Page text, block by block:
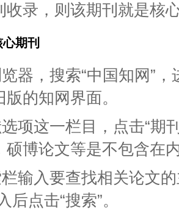
收录，则该期刊就是核
期刊
器，搜索“中国知网”
的知网界面。
项这一栏目，点击“期
硕博论文等是不包含在
输入要查找相关论文
后点击“搜索”。